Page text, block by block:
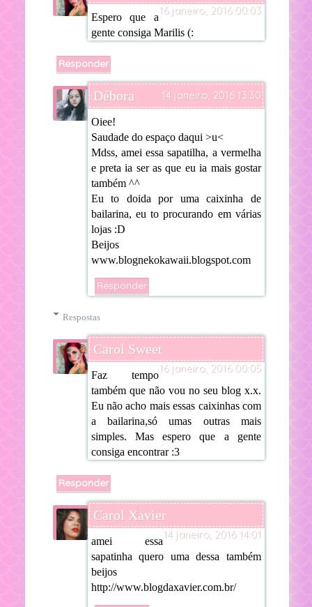
16 janeiro, 2016 00:03
Espero que a
gente consiga Marilis (:
Responder
Débora 14 janeiro, 2016 13:30
Oiee!
Saudade do espaço daqui >u<
Mdss, amei essa sapatilha, a vermelha
e preta ia ser as que eu ia mais gostar
também ^^
Eu to doida por uma caixinha de
bailarina, eu to procurando em várias
lojas :D
Beijos
www.blognekokawaii.blogspot.com
Responder
Respostas
Carol Sweet
16 janeiro, 2016 00:05
Faz tempo
também que não vou no seu blog x.x.
Eu não acho mais essas caixinhas com
a bailarina,só umas outras mais
simples. Mas espero que a gente
consiga encontrar :3
Responder
Carol Xavier
14 janeiro, 2016 14:01
amei essa
sapatinha quero uma dessa também
beijos
http://www.blogdaxavier.com.br/